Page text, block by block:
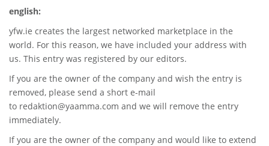
english:
yfw.ie creates the largest networked marketplace in the
world. For this reason, we have included your address with
us. This entry was registered by our editors.
If you are the owner of the company and wish the entry is
removed, please send a short e-mail
to redaktion@yaamma.com and we will remove the entry
immediately.
If you are the owner of the company and would like to extend